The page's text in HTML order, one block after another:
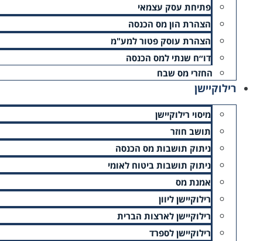
פתיחת עסק עצמאי
הצהרת הון מס הכנסה
הצהרת עוסק פטור למע"מ
דו״ח שנתי למס הכנסה
החזרי מס שבח
רילוקיישן
מיסוי רילוקיישן
תושב חוזר
ניתוק תושבות מס הכנסה
ניתוק תושבות ביטוח לאומי
אמנת מס
רילוקיישן ליוון
רילוקיישן לארצות הברית
רילוקיישן לספרד
תוכן עניינים
בחרתם לצאת לדרך עצמאית? בשעה טובה! כמו כל ההתחלות
החוקים החדשים של המשחק, הכול ייעשה פשוט יותר. החוק
דיווחים תקופתיים ושמירה על זכויות עובדים. עוסקים